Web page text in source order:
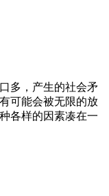
多，产生的社会矛
可能会被无限的放
各样的因素凑在一